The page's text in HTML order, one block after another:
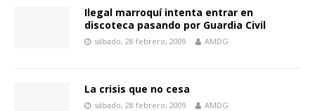
Ilegal marroquí intenta entrar en
discoteca pasando por Guardia Civil
sábado, 28 febrero, 2009 AMDG
La crisis que no cesa
sábado, 28 febrero, 2009 AMDG